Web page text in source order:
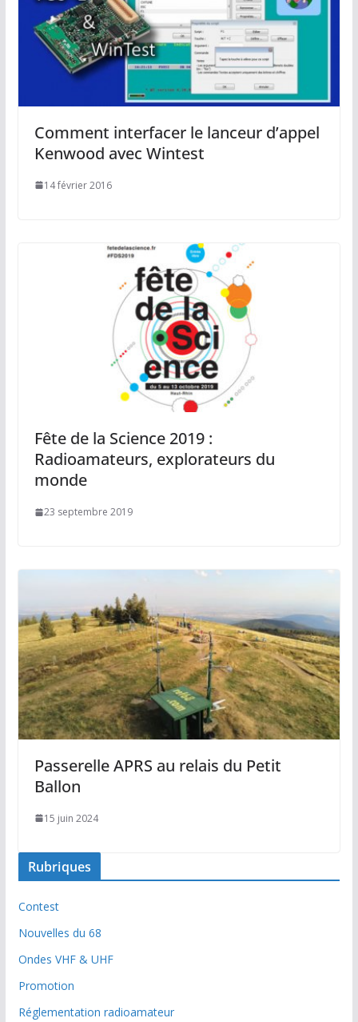
Comment interfacer le lanceur d’appel
Kenwood avec Wintest
14 février 2016
Fête de la Science 2019 :
Radioamateurs, explorateurs du
monde
23 septembre 2019
Passerelle APRS au relais du Petit
Ballon
15 juin 2024
Rubriques
Contest
Nouvelles du 68
Ondes VHF & UHF
Promotion
Réglementation radioamateur